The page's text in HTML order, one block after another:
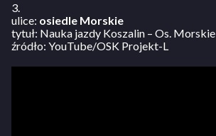
3.
ulice: osiedle Morskie
tytuł: Nauka jazdy Koszalin – Os. Morskie
źródło: YouTube/OSK Projekt-L